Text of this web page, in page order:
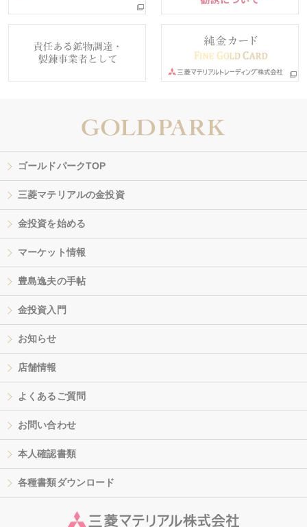
ゴールドパークTOP
三菱マテリアルの金投資
金投資を始める
マーケット情報
豊島逸夫の手帖
金投資入門
お知らせ
店舗情報
よくあるご質問
お問い合わせ
本人確認書類
各種書類ダウンロード